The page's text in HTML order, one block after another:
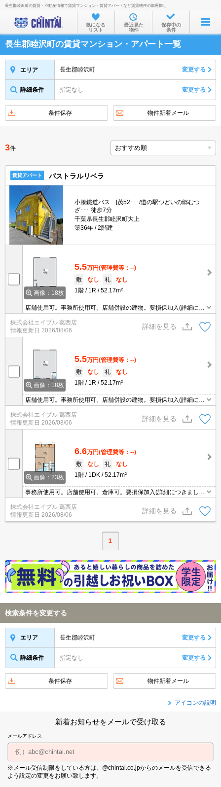
お部屋を探す
沿線・駅から
住所から
物件特集から
不動産会社から
TOP
長生郡睦沢町の賃貸・不動産情報で賃貸マンション・賃貸アパートなど賃貸物件の部屋探し
気になる
リスト
最近見た
物件
保存中の
条件
長生郡睦沢町の賃貸マンション・アパート一覧
エリア 長生郡睦沢町 変更する
詳細条件 指定なし 変更する
条件保存 物件新着メール
3件
賃貸アパート パストラルリベラ
小湊鐵道バス [茂52･･･/道の駅つどいの郷むつ
ざ･･･ 徒歩7分
千葉県長生郡睦沢町大上
築36年
2階建
画像：18枚
5.5万円(管理費等：--)
敷
なし 礼
なし
1階
1R 52.17m²
店舗使用可。事務所使用可。店舗併設の建物。要損保加入(詳細につ
きましては店舗へお問合せください)。飲食業応相談。大通り面す。
図面と現状が異なる場合は現状を優先します。スケルトン渡し。引
越指定業者あり。
株式会社エイブル 葛西店
情報更新日 2026/08/06
詳細を見る
画像：18枚
5.5万円(管理費等：--)
敷
なし 礼
なし
1階
1R 52.17m²
店舗使用可。事務所使用可。店舗併設の建物。要損保加入(詳細につ
きましては店舗へお問合せください)。飲食業応相談。図面と現状が
異なる場合は現状を優先します。スケルトン渡し。引越指定業者あ
り。
株式会社エイブル 葛西店
情報更新日 2026/08/06
詳細を見る
画像：23枚
6.6万円(管理費等：--)
敷
なし 礼
なし
1階
1DK 52.17m²
事務所使用可。店舗使用可。倉庫可。要損保加入(詳細につきまして
は店舗へお問合せください)。リフォーム内容は入居者様の意向を元
に決定。図面と現状が異なる場合は現状を優先します。引越指定業
者あり。
株式会社エイブル 葛西店
情報更新日 2026/08/06
詳細を見る
1
検索条件を変更する
エリア 長生郡睦沢町 変更する
詳細条件 指定なし 変更する
条件保存 物件新着メール
アイコンの説明
新着お知らせをメールで受け取る
メールアドレス
※メール受信制限をしている方は、@chintai.co.jpからのメールを受信できる
よう設定の変更をお願い致します。